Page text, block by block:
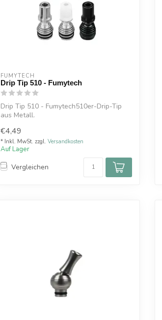
FUMYTECH
Drip Tip 510 - Fumytech
Drip Tip 510 - Fumytech510er-Drip-Tip
aus Metall.
€4,49
* Inkl. MwSt. zzgl. Versandkosten
Auf Lager
Vergleichen